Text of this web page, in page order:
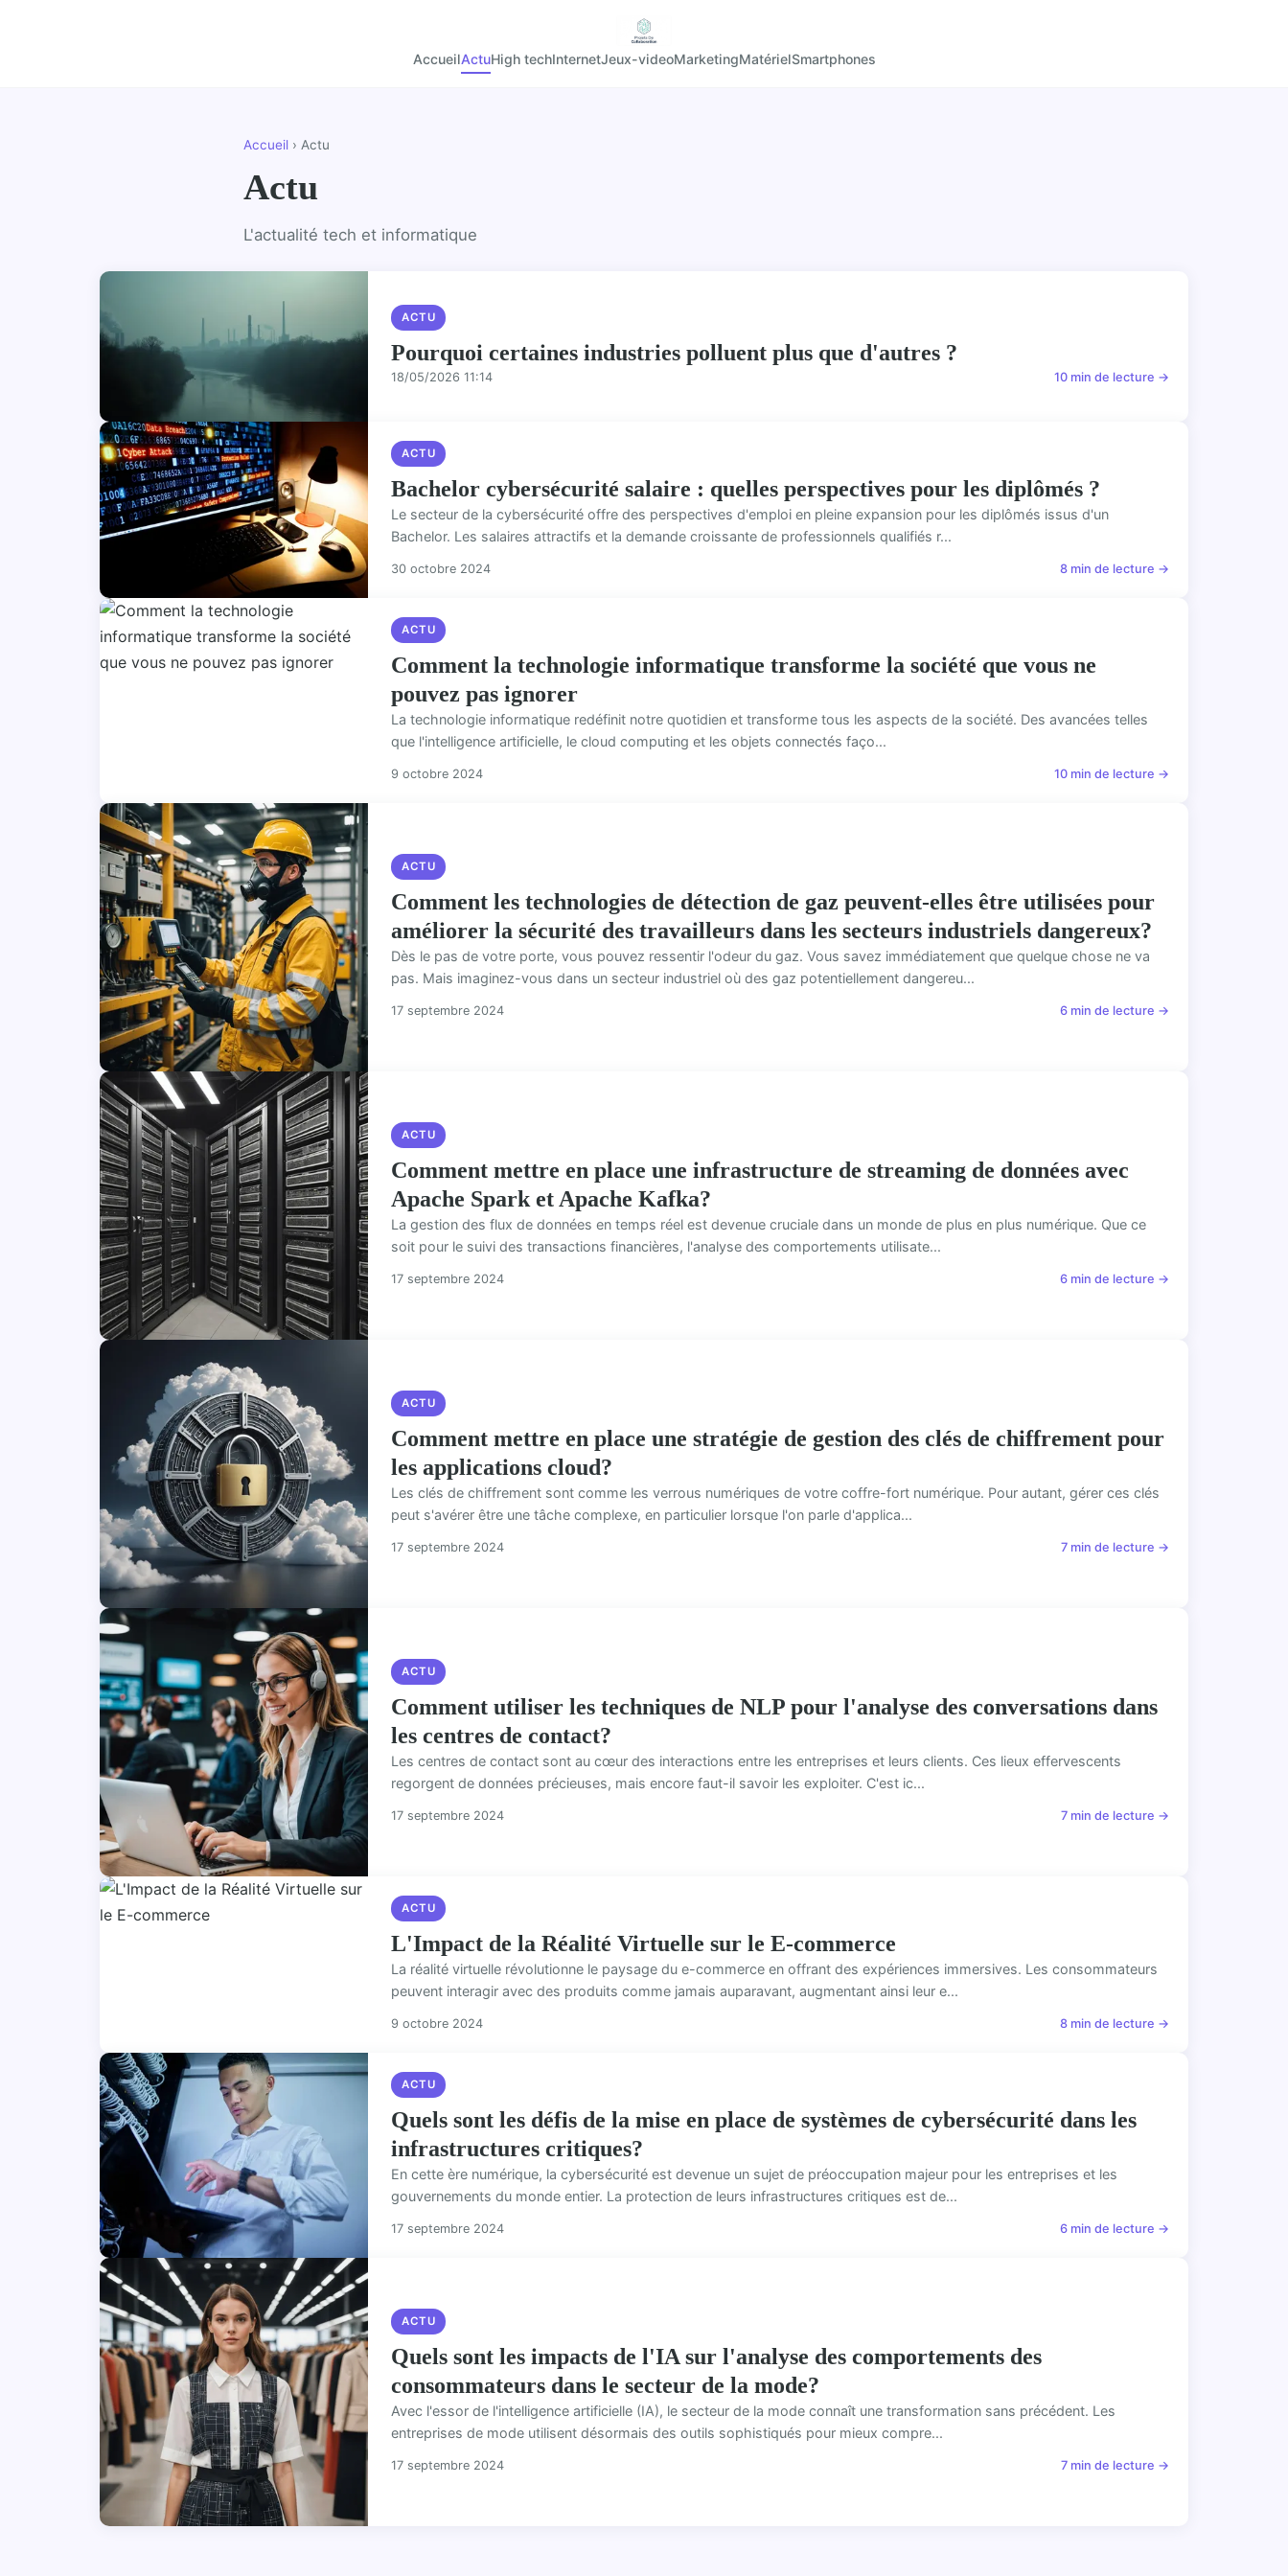
AccueilActuHigh techInternetJeux-videoMarketingMatérielSmartphones
Accueil › Actu
Actu
L'actualité tech et informatique
ACTU
Pourquoi certaines industries polluent plus que d'autres ?
18/05/2026 11:14 10 min de lecture →
ACTU
Bachelor cybersécurité salaire : quelles perspectives pour les diplômés ?
Le secteur de la cybersécurité offre des perspectives d'emploi en pleine expansion pour les diplômés issus d'un
Bachelor. Les salaires attractifs et la demande croissante de professionnels qualifiés r...
30 octobre 2024 8 min de lecture →
ACTU
Comment la technologie informatique transforme la société que vous ne
pouvez pas ignorer
La technologie informatique redéfinit notre quotidien et transforme tous les aspects de la société. Des avancées telles
que l'intelligence artificielle, le cloud computing et les objets connectés faço...
9 octobre 2024 10 min de lecture →
ACTU
Comment les technologies de détection de gaz peuvent-elles être utilisées pour
améliorer la sécurité des travailleurs dans les secteurs industriels dangereux?
Dès le pas de votre porte, vous pouvez ressentir l'odeur du gaz. Vous savez immédiatement que quelque chose ne va
pas. Mais imaginez-vous dans un secteur industriel où des gaz potentiellement dangereu...
17 septembre 2024 6 min de lecture →
ACTU
Comment mettre en place une infrastructure de streaming de données avec
Apache Spark et Apache Kafka?
La gestion des flux de données en temps réel est devenue cruciale dans un monde de plus en plus numérique. Que ce
soit pour le suivi des transactions financières, l'analyse des comportements utilisate...
17 septembre 2024 6 min de lecture →
ACTU
Comment mettre en place une stratégie de gestion des clés de chiffrement pour
les applications cloud?
Les clés de chiffrement sont comme les verrous numériques de votre coffre-fort numérique. Pour autant, gérer ces clés
peut s'avérer être une tâche complexe, en particulier lorsque l'on parle d'applica...
17 septembre 2024 7 min de lecture →
ACTU
Comment utiliser les techniques de NLP pour l'analyse des conversations dans
les centres de contact?
Les centres de contact sont au cœur des interactions entre les entreprises et leurs clients. Ces lieux effervescents
regorgent de données précieuses, mais encore faut-il savoir les exploiter. C'est ic...
17 septembre 2024 7 min de lecture →
ACTU
L'Impact de la Réalité Virtuelle sur le E-commerce
La réalité virtuelle révolutionne le paysage du e-commerce en offrant des expériences immersives. Les consommateurs
peuvent interagir avec des produits comme jamais auparavant, augmentant ainsi leur e...
9 octobre 2024 8 min de lecture →
ACTU
Quels sont les défis de la mise en place de systèmes de cybersécurité dans les
infrastructures critiques?
En cette ère numérique, la cybersécurité est devenue un sujet de préoccupation majeur pour les entreprises et les
gouvernements du monde entier. La protection de leurs infrastructures critiques est de...
17 septembre 2024 6 min de lecture →
ACTU
Quels sont les impacts de l'IA sur l'analyse des comportements des
consommateurs dans le secteur de la mode?
Avec l'essor de l'intelligence artificielle (IA), le secteur de la mode connaît une transformation sans précédent. Les
entreprises de mode utilisent désormais des outils sophistiqués pour mieux compre...
17 septembre 2024 7 min de lecture →